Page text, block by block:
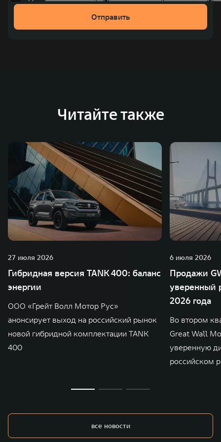
рублей). С 1998 года Great Wall Motor занимает первое
место по объёмам продаж пикапов в Китае. На
зарубежных – в России, Таиланде, Бразилии и Индии, а
Отправить
Читайте также
27 июля 2026
Гибридная версия TANK 400: баланс
энергии
ООО «Грейт Волл Мотор Рус»
анонсирует выход на российский рынок
новой гибридной комплектации TANK
400
6 июля 2026
Продажи
уверенный
2026 года
Во втором
Great Wall
уверенную
российском
все новости